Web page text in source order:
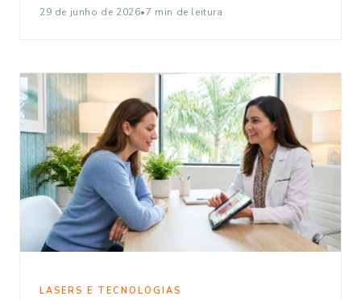
29 de junho de 2026•7 min de leitura
LASERS E TECNOLOGIAS